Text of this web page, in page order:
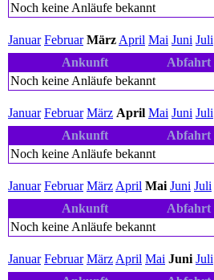
Noch keine Anläufe bekannt
Januar Februar März April Mai Juni Juli
Ankunft
Abfahrt
Noch keine Anläufe bekannt
Januar Februar März April Mai Juni Juli
Ankunft
Abfahrt
Noch keine Anläufe bekannt
Januar Februar März April Mai Juni Juli
Ankunft
Abfahrt
Noch keine Anläufe bekannt
Januar Februar März April Mai Juni Juli